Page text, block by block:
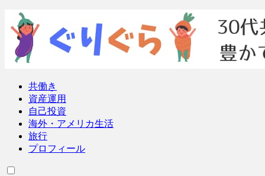
共働き
資産運用
自己投資
海外・アメリカ生活
旅行
プロフィール